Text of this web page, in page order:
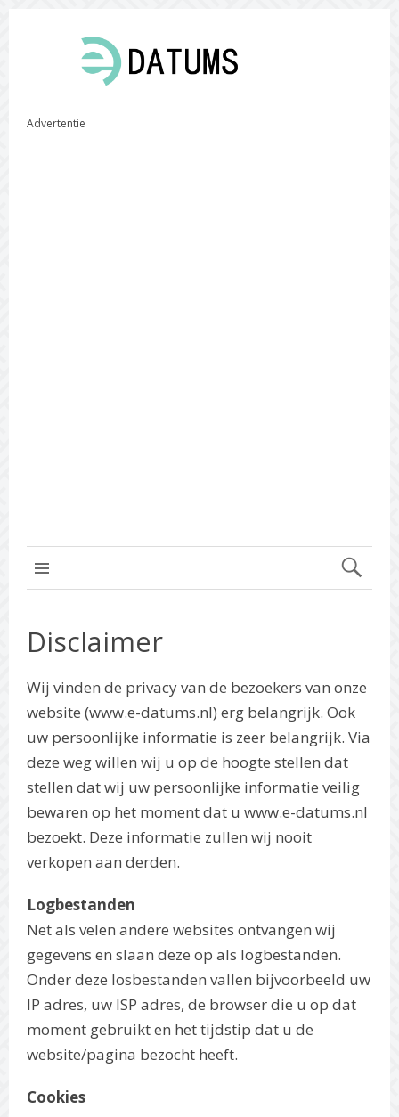
Disclaimer
Wij vinden de privacy van de bezoekers van onze
website (www.e-datums.nl) erg belangrijk. Ook
uw persoonlijke informatie is zeer belangrijk. Via
deze weg willen wij u op de hoogte stellen dat
stellen dat wij uw persoonlijke informatie veilig
bewaren op het moment dat u www.e-datums.nl
bezoekt. Deze informatie zullen wij nooit
verkopen aan derden.
Logbestanden
Net als velen andere websites ontvangen wij
gegevens en slaan deze op als logbestanden.
Onder deze losbestanden vallen bijvoorbeeld uw
IP adres, uw ISP adres, de browser die u op dat
moment gebruikt en het tijdstip dat u de
website/pagina bezocht heeft.
Cookies